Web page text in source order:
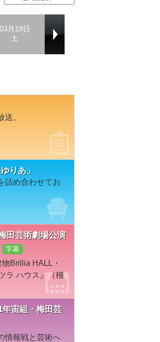
03月19日
土
。
りあ」
詰め合わせてお
田芸術劇場公演
字幕
Brillia HALL・
ラ ハウス』（稽
宙組・梅田芸
情報戦と芸術へ